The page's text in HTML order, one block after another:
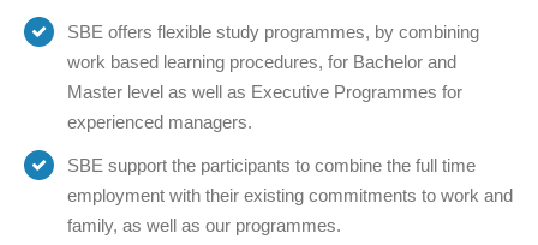
SBE offers flexible study programmes, by combining
work based learning procedures, for Bachelor and
Master level as well as Executive Programmes for
experienced managers.
SBE support the participants to combine the full time
employment with their existing commitments to work and
family, as well as our programmes.